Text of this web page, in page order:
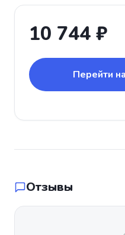
10 744 ₽
Перейти
Отзывы